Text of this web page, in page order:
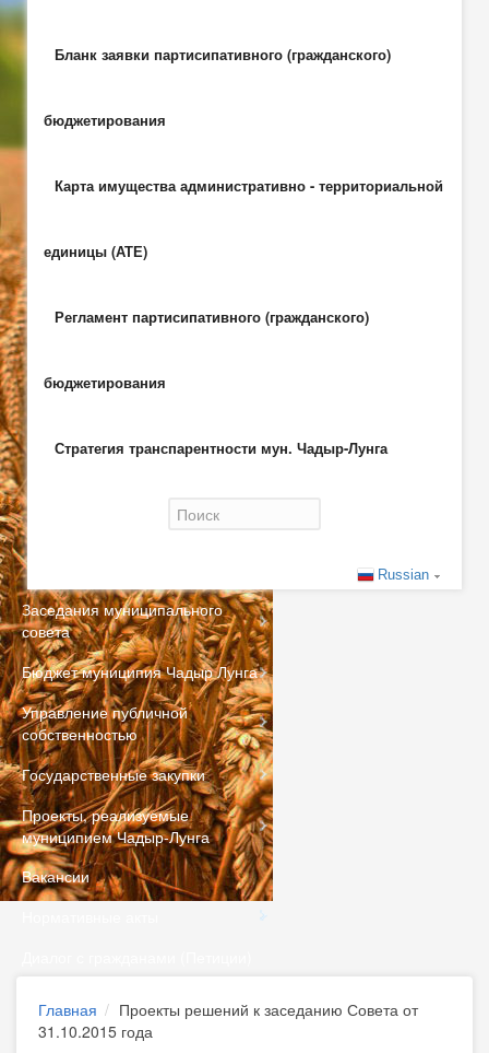
Бланк заявки партисипативного (гражданского)
бюджетирования
Карта имущества административно - территориальной
единицы (АТЕ)
Регламент партисипативного (гражданского)
бюджетирования
Стратегия транспарентности мун. Чадыр-Лунга
Russian
Заседания муниципального
совета
Бюджет муниципия Чадыр Лунга
Управление публичной
собственностью
Государственные закупки
Проекты, реализуемые
муниципием Чадыр-Лунга
Вакансии
Главная
Проекты решений к заседанию Совета от
31.10.2015 года